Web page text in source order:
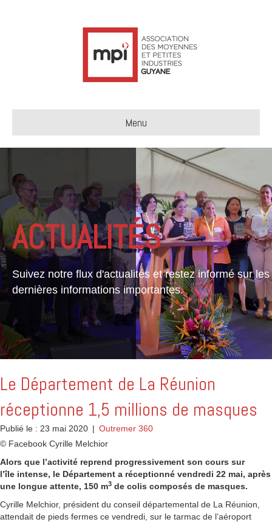
Menu
ACTUALITÉS
Suivez notre flux d'actualités et restez informé sur les
dernières informations importantes.
Le Département de La Réunion
réceptionne 1,5 millions de masques
Publié le : 23 mai 2020 | Outremer 360
© Facebook Cyrille Melchior
Alors que l’activité reprend progressivement son cours sur
l’île intense, le Département a réceptionné vendredi 22 mai, après
une longue attente, 150 m3 de colis composés de masques.
Cyrille Melchior, président du conseil départemental de La Réunion,
attendait de pieds fermes ce vendredi, sur le tarmac de l’aéroport